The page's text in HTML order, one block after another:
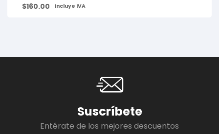
$160.00 Incluye IVA
Suscríbete
Entérate de los mejores descuentos